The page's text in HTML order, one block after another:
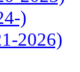
)
2026)